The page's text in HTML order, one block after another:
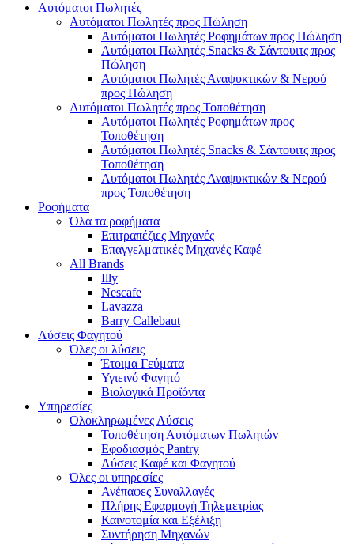
Αυτόματοι Πωλητές
Αυτόματοι Πωλητές προς Πώληση
Αυτόματοι Πωλητές Ροφημάτων προς Πώληση
Αυτόματοι Πωλητές Snacks & Σάντουιτς προς
Πώληση
Αυτόματοι Πωλητές Αναψυκτικών & Νερού
προς Πώληση
Αυτόματοι Πωλητές προς Τοποθέτηση
Αυτόματοι Πωλητές Ροφημάτων προς
Τοποθέτηση
Αυτόματοι Πωλητές Snacks & Σάντουιτς προς
Τοποθέτηση
Αυτόματοι Πωλητές Αναψυκτικών & Νερού
προς Τοποθέτηση
Ροφήματα
Όλα τα ροφήματα
Επιτραπέζιες Μηχανές
Επαγγελματικές Μηχανές Καφέ
All Brands
Illy
Nescafe
Lavazza
Barry Callebaut
Λύσεις Φαγητού
Όλες οι λύσεις
Έτοιμα Γεύματα
Υγιεινό Φαγητό
Βιολογικά Προϊόντα
Υπηρεσίες
Ολοκληρωμένες Λύσεις
Τοποθέτηση Αυτόματων Πωλητών
Εφοδιασμός Pantry
Λύσεις Καφέ και Φαγητού
Όλες οι υπηρεσίες
Ανέπαφες Συναλλαγές
Πλήρης Εφαρμογή Τηλεμετρίας
Καινοτομία και Εξέλιξη
Συντήρηση Μηχανών